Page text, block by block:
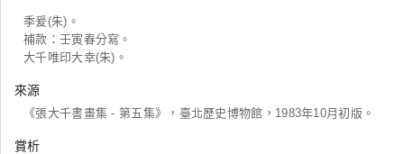
季爰(朱)。
補款：壬寅春分寫。
大千唯印大幸(朱)。
來源
《張大千書畫集 - 第五集》，臺北歷史博物館，1983年10月初版。
賞析